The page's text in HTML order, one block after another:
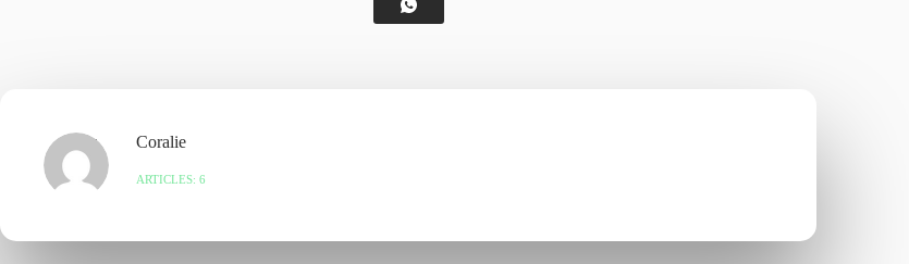
Coralie
ARTICLES: 6